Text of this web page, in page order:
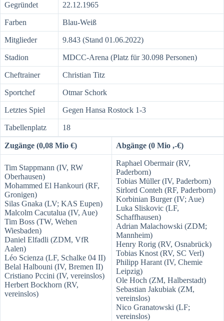
Gegründet 22.12.1965
Farben Blau-Weiß
Mitglieder 9.843 (Stand 01.06.2022)
Stadion MDCC-Arena (Platz für 30.098 Personen)
Cheftrainer Christian Titz
Sportchef Otmar Schork
Letztes Spiel Gegen Hansa Rostock 1-3
Tabellenplatz 18
Zugänge (0,08 Mio €) Abgänge (0 Mio ,-€)
Tim Stappmann (IV, RW
Oberhausen)
Mohammed El Hankouri (RF,
Gronigen)
Silas Gnaka (LV; KAS Eupen)
Malcolm Cacutalua (IV, Aue)
Tim Boss (TW, Wehen
Wiesbaden)
Daniel Elfadli (ZDM, VfR
Aalen)
Léo Scienza (LF, Schalke 04 II)
Belal Halbouni (IV, Bremen II)
Cristiano Pccini (IV, vereinslos)
Herbert Bockhorn (RV,
vereinslos)
Raphael Obermair (RV,
Paderborn)
Tobias Müller (IV, Paderborn)
Sirlord Conteh (RF, Paderborn)
Korbinian Burger (IV; Aue)
Luka Sliskovic (LF,
Schaffhausen)
Adrian Malachowski (ZDM;
Mannheim)
Henry Rorig (RV, Osnabrück)
Tobias Knost (RV, SC Verl)
Philipp Harant (IV, Chemie
Leipzig)
Ole Hoch (ZM, Halberstadt)
Sebastian Jakubiak (ZM,
vereinslos)
Nico Granatowski (LF;
vereinslos)